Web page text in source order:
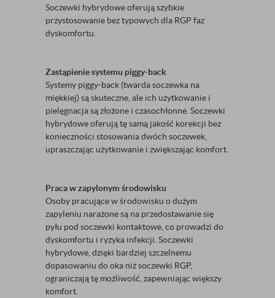
Soczewki hybrydowe oferują szybkie
przystosowanie bez typowych dla RGP faz
dyskomfortu.
Zastąpienie systemu piggy-back
Systemy piggy-back (twarda soczewka na
miękkiej) są skuteczne, ale ich użytkowanie i
pielęgnacja są złożone i czasochłonne. Soczewki
hybrydowe oferują tę samą jakość korekcji bez
konieczności stosowania dwóch soczewek,
upraszczając użytkowanie i zwiększając komfort.
Praca w zapylonym środowisku
Osoby pracujące w środowisku o dużym
zapyleniu narażone są na przedostawanie się
pyłu pod soczewki kontaktowe, co prowadzi do
dyskomfortu i ryzyka infekcji. Soczewki
hybrydowe, dzięki bardziej szczelnemu
dopasowaniu do oka niż soczewki RGP,
ograniczają tę możliwość, zapewniając większy
komfort.